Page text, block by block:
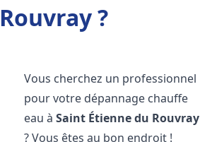
Rouvray ?
Vous cherchez un professionnel
pour votre dépannage chauffe
eau àSaint Étienne du Rouvray
? Vous êtes au bon endroit !